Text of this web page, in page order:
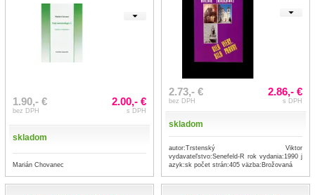
1.90,- €
bez DPH
2.00,- €
s DPH
skladom
Marián Chovanec
2.73,- €
bez DPH
2.86,- €
s DPH
skladom
autor:Trstenský Viktor
vydavateľstvo:Senefeld-R rok vydania:1990 j
azyk:sk počet strán:405 väzba:Brožovaná